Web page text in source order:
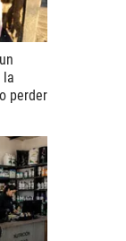
la
perder